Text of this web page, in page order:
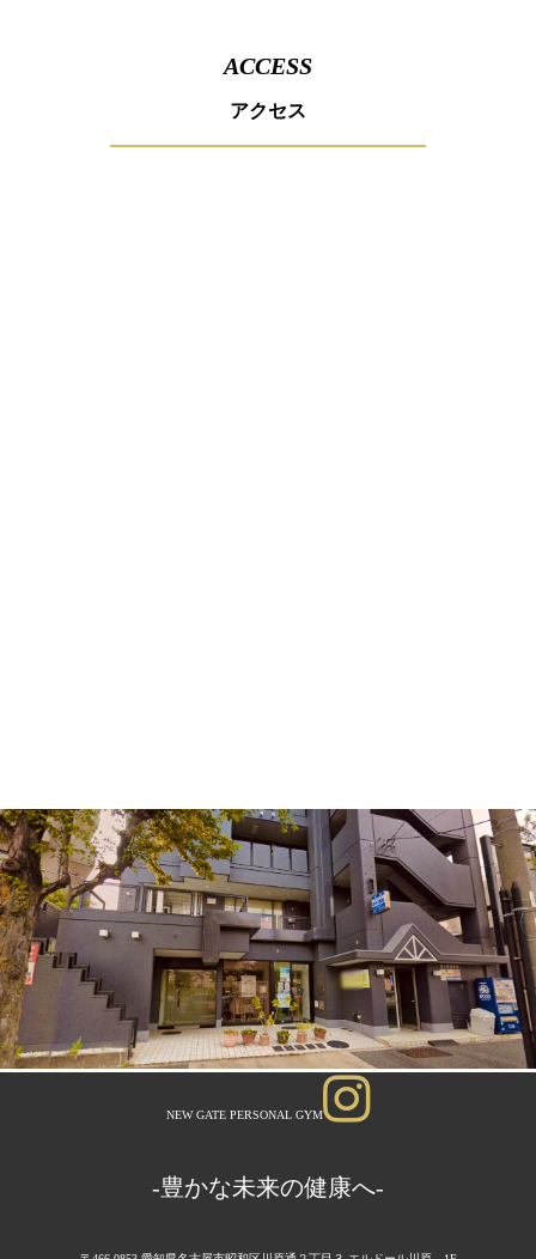
ACCESS
アクセス
NEW GATE PERSONAL GYM
-豊かな未来の健康へ-